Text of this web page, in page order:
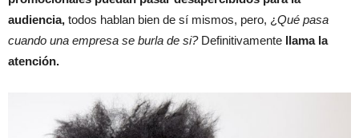
audiencia, todos hablan bien de sí mismos, pero, ¿Qué pasa
cuando una empresa se burla de si?Definitivamente llama la
atención.